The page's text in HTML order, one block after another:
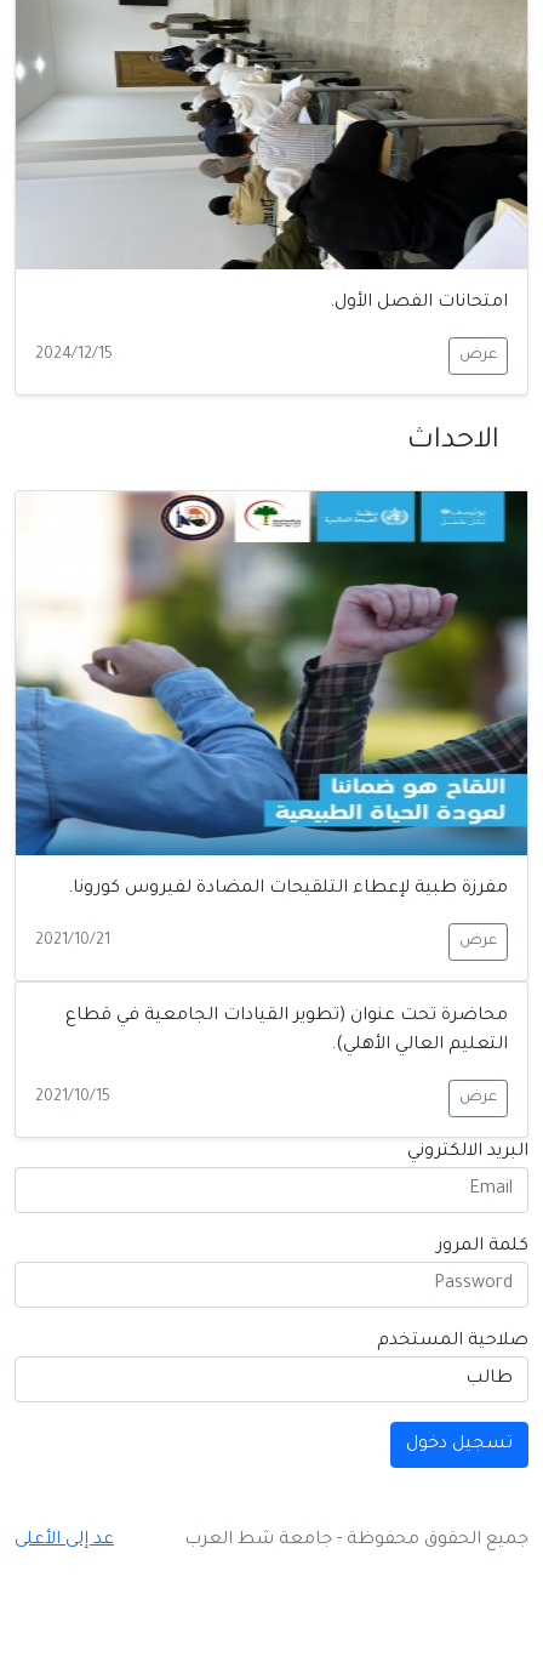
امتحانات الفصل الأول.
عرض 2024/12/15
الاحداث
مفرزة طبية لإعطاء التلقيحات المضادة لفيروس كورونا.
عرض 2021/10/21
محاضرة تحت عنوان (تطوير القيادات الجامعية في قطاع
التعليم العالي الأهلي).
عرض 2021/10/15
الالكتروني
المرور
المستخدم
تسجيل دخول
عد إلى الأعلى الحقوق محفوظة - جامعة شط العرب